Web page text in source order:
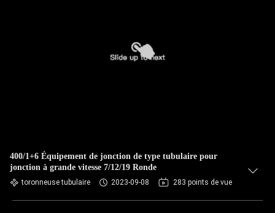
400/1+6 Équipement de jonction de type tubulaire pour
jonction à grande vitesse 7/12/19 Ronde
toronneuse tubulaire 2023-09-08 283 points de vue